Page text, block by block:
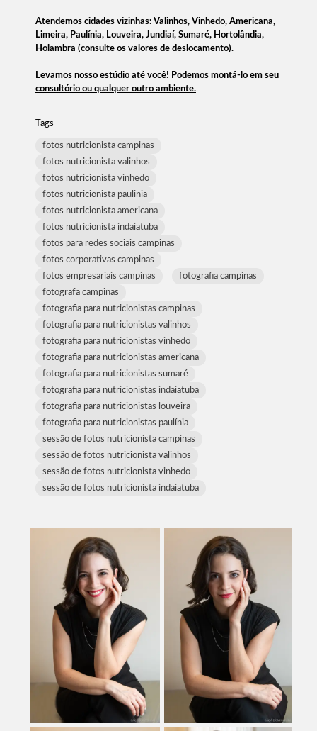
Atendemos cidades vizinhas: Valinhos, Vinhedo, Americana,
Limeira, Paulínia, Louveira, Jundiaí, Sumaré, Hortolândia,
Holambra (consulte os valores de deslocamento).
Levamos nosso estúdio até você! Podemos montá-lo em seu
consultório ou qualquer outro ambiente.
Tags
fotos nutricionista campinas
fotos nutricionista valinhos
fotos nutricionista vinhedo
fotos nutricionista paulinia
fotos nutricionista americana
fotos nutricionista indaiatuba
fotos para redes sociais campinas
fotos corporativas campinas
fotos empresariais campinas
fotografia campinas
fotografa campinas
fotografia para nutricionistas campinas
fotografia para nutricionistas valinhos
fotografia para nutricionistas vinhedo
fotografia para nutricionistas americana
fotografia para nutricionistas sumaré
fotografia para nutricionistas indaiatuba
fotografia para nutricionistas louveira
fotografia para nutricionistas paulínia
sessão de fotos nutricionista campinas
sessão de fotos nutricionista valinhos
sessão de fotos nutricionista vinhedo
sessão de fotos nutricionista indaiatuba